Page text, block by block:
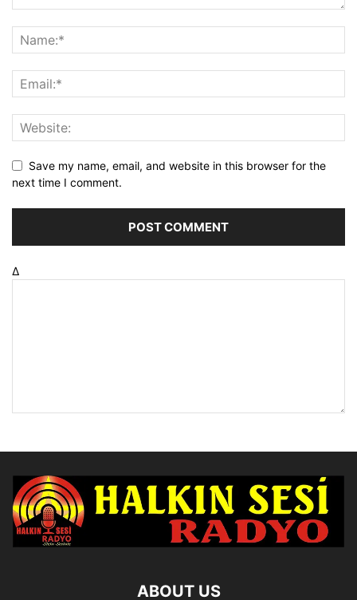
Save my name, email, and website in this browser for the
next time I comment.
Δ
ABOUT US